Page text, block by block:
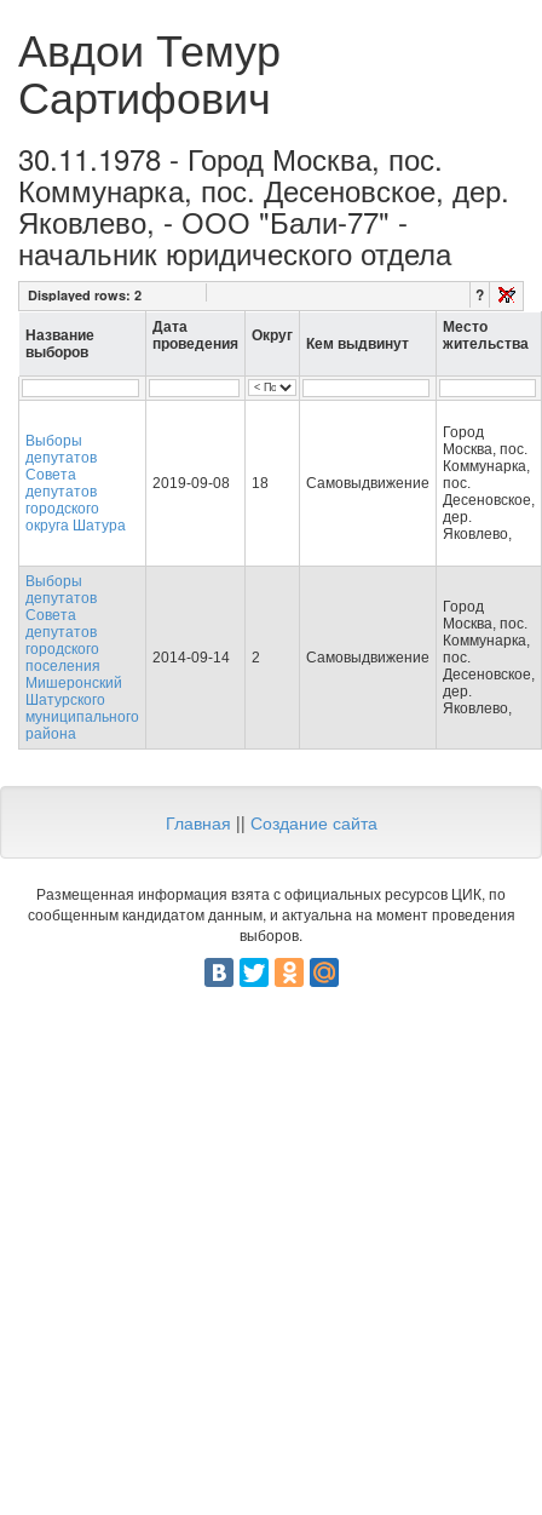
Авдои Темур
Сартифович
30.11.1978 - Город Москва, пос.
Коммунарка, пос. Десеновское, дер.
Яковлево, - ООО "Бали-77" -
начальник юридического отдела
Displayed rows: 2 ?
Название
выборов
Дата
проведения
Округ Кем выдвинут
Место
жительства
Выборы
депутатов
Совета
депутатов
городского
округа Шатура
2019-09-08 18 Самовыдвижение
Город
Москва, пос.
Коммунарка,
пос.
Десеновское,
дер.
Яковлево,
Выборы
депутатов
Совета
депутатов
городского
поселения
Мишеронский
Шатурского
муниципального
района
2014-09-14 2 Самовыдвижение
Город
Москва, пос.
Коммунарка,
пос.
Десеновское,
дер.
Яковлево,
Главная || Создание сайта
Размещенная информация взята с официальных ресурсов ЦИК, по
сообщенным кандидатом данным, и актуальна на момент проведения
выборов.